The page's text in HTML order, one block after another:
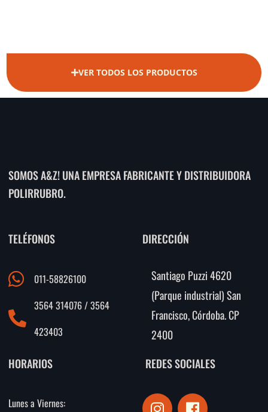
VER TODOS LOS PRODUCTOS
SOMOS A&Z! UNA EMPRESA FABRICANTE Y DISTRIBUIDORA
POLIRRUBRO.
TELÉFONOS
011-58826100
3564 314076 / 3564
423403
DIRECCIÓN
Santiago Puzzi 4620
(Parque industrial) San
Francisco, Córdoba. CP
2400
HORARIOS
Lunes a Viernes:
REDES SOCIALES
I F